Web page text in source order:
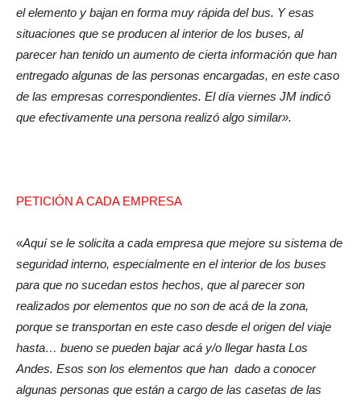
el elemento y bajan en forma muy rápida del bus. Y esas
situaciones que se producen al interior de los buses, al
parecer han tenido un aumento de cierta información que han
entregado algunas de las personas encargadas, en este caso
de las empresas correspondientes. El día viernes JM indicó
que efectivamente una persona realizó algo similar».
PETICIÓN A CADA EMPRESA
«Aquí se le solicita a cada empresa que mejore su sistema de
seguridad interno, especialmente en el interior de los buses
para que no sucedan estos hechos, que al parecer son
realizados por elementos que no son de acá de la zona,
porque se transportan en este caso desde el origen del viaje
hasta… bueno se pueden bajar acá y/o llegar hasta Los
Andes. Esos son los elementos que han dado a conocer
algunas personas que están a cargo de las casetas de las